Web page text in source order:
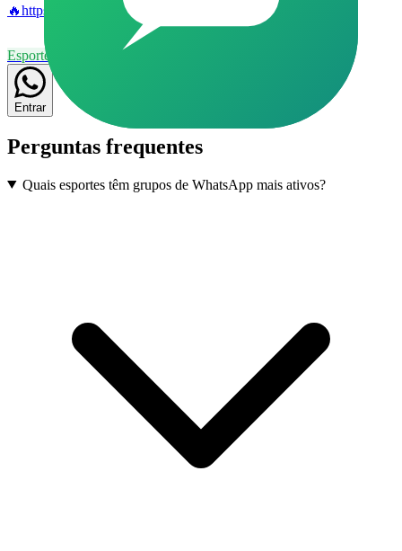
🔥https://greenbets1.net 📲🤑⚽
Esportes
Entrar
Perguntas frequentes
Quais esportes têm grupos de WhatsApp mais ativos?